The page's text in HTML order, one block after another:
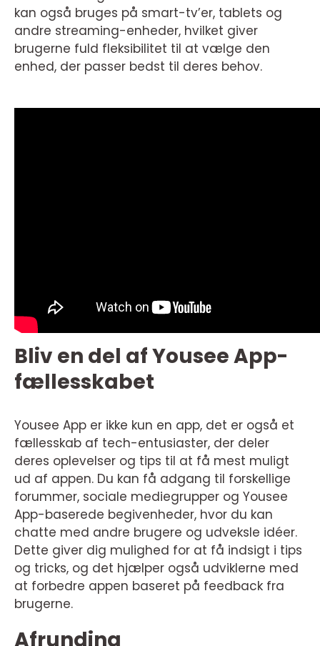
kan også bruges på smart-tv’er, tablets og
andre streaming-enheder, hvilket giver
brugerne fuld fleksibilitet til at vælge den
enhed, der passer bedst til deres behov.
Bliv en del af Yousee App-
fællesskabet
Yousee App er ikke kun en app, det er også et
fællesskab af tech-entusiaster, der deler
deres oplevelser og tips til at få mest muligt
ud af appen. Du kan få adgang til forskellige
forummer, sociale mediegrupper og Yousee
App-baserede begivenheder, hvor du kan
chatte med andre brugere og udveksle idéer.
Dette giver dig mulighed for at få indsigt i tips
og tricks, og det hjælper også udviklerne med
at forbedre appen baseret på feedback fra
brugerne.
Afrunding